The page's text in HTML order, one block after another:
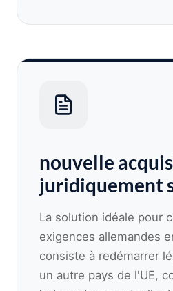
nouvelle
juridiquement
La solution idéale pour
exigences allemandes
consiste à redémarrer
un autre pays de l'UE,